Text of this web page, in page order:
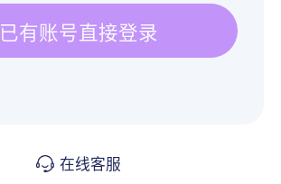
已有账号直接登录
在线客服